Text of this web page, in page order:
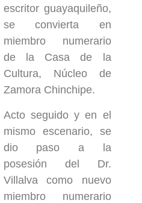
escritor guayaquileño,
se convierta en
miembro numerario
de la Casa de la
Cultura, Núcleo de
Zamora Chinchipe.
Acto seguido y en el
mismo escenario, se
dio paso a la
posesión del Dr.
Villalva como nuevo
miembro numerario